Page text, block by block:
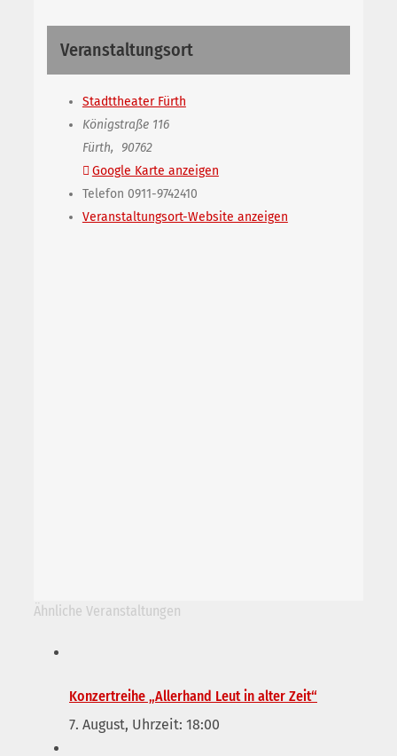
Veranstaltungsort
Stadttheater Fürth
Königstraße 116
Fürth, 90762
Google Karte anzeigen
Telefon 0911-9742410
Veranstaltungsort-Website anzeigen
Ähnliche Veranstaltungen
Konzertreihe „Allerhand Leut in alter Zeit“
7. August, Uhrzeit: 18:00